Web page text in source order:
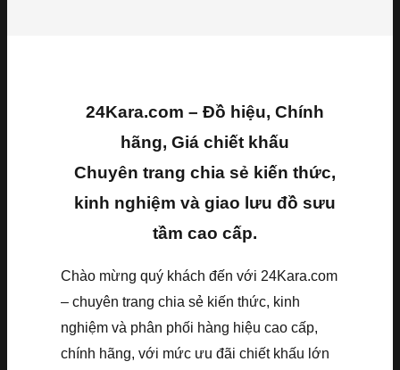
24Kara.com – Đồ hiệu, Chính
hãng, Giá chiết khấu
Chuyên trang chia sẻ kiến thức,
kinh nghiệm và giao lưu đồ sưu
tầm cao cấp.
Chào mừng quý khách đến với 24Kara.com
– chuyên trang chia sẻ kiến thức, kinh
nghiệm và phân phối hàng hiệu cao cấp,
chính hãng, với mức ưu đãi chiết khấu lớn